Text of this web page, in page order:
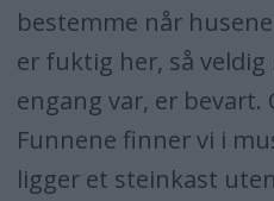
bestemme når
er fuktig her, så veldig
engang var, er bevart.
Funnene finner vi i
ligger et steinkast